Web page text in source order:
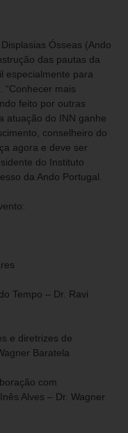
Ósseas (Ando
das pautas da
especialmente para
“Conhecer mais
feito por outras
atuação do INN ganhe
conselheiro do
agora e deve ser
do Instituto
da Ando Portugal.
Tempo – Dr. Ravi
e diretrizes de
Baratela
com
Alves – Dr. Wagner